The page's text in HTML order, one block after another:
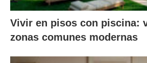
Vivir en pisos con piscina:
zonas comunes modernas